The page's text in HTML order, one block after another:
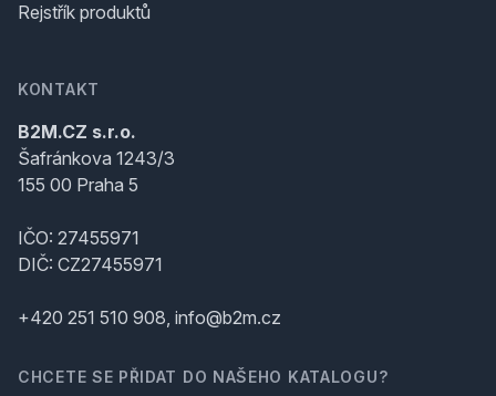
Rejstřík produktů
KONTAKT
B2M.CZ s.r.o.
Šafránkova 1243/3
155 00 Praha 5
IČO: 27455971
DIČ: CZ27455971
+420 251 510 908, info@b2m.cz
CHCETE SE PŘIDAT DO NAŠEHO KATALOGU?